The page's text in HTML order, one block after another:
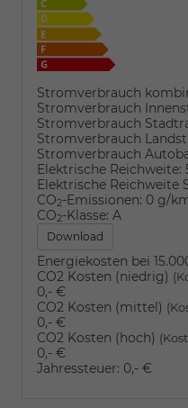
Stromverbrauch
Stromverbrauch
Stromverbrauch
Stromverbrauch
Stromverbrauch
Elektrische Reichweite:
Elektrische Reichweite
CO2-Emissionen: 0 g/
CO2-Klasse: A
Download
Energiekosten bei
CO2 Kosten (niedrig)
0,- €
CO2 Kosten (mittel)
0,- €
CO2 Kosten (hoch)
0,- €
Jahressteuer: 0,- €